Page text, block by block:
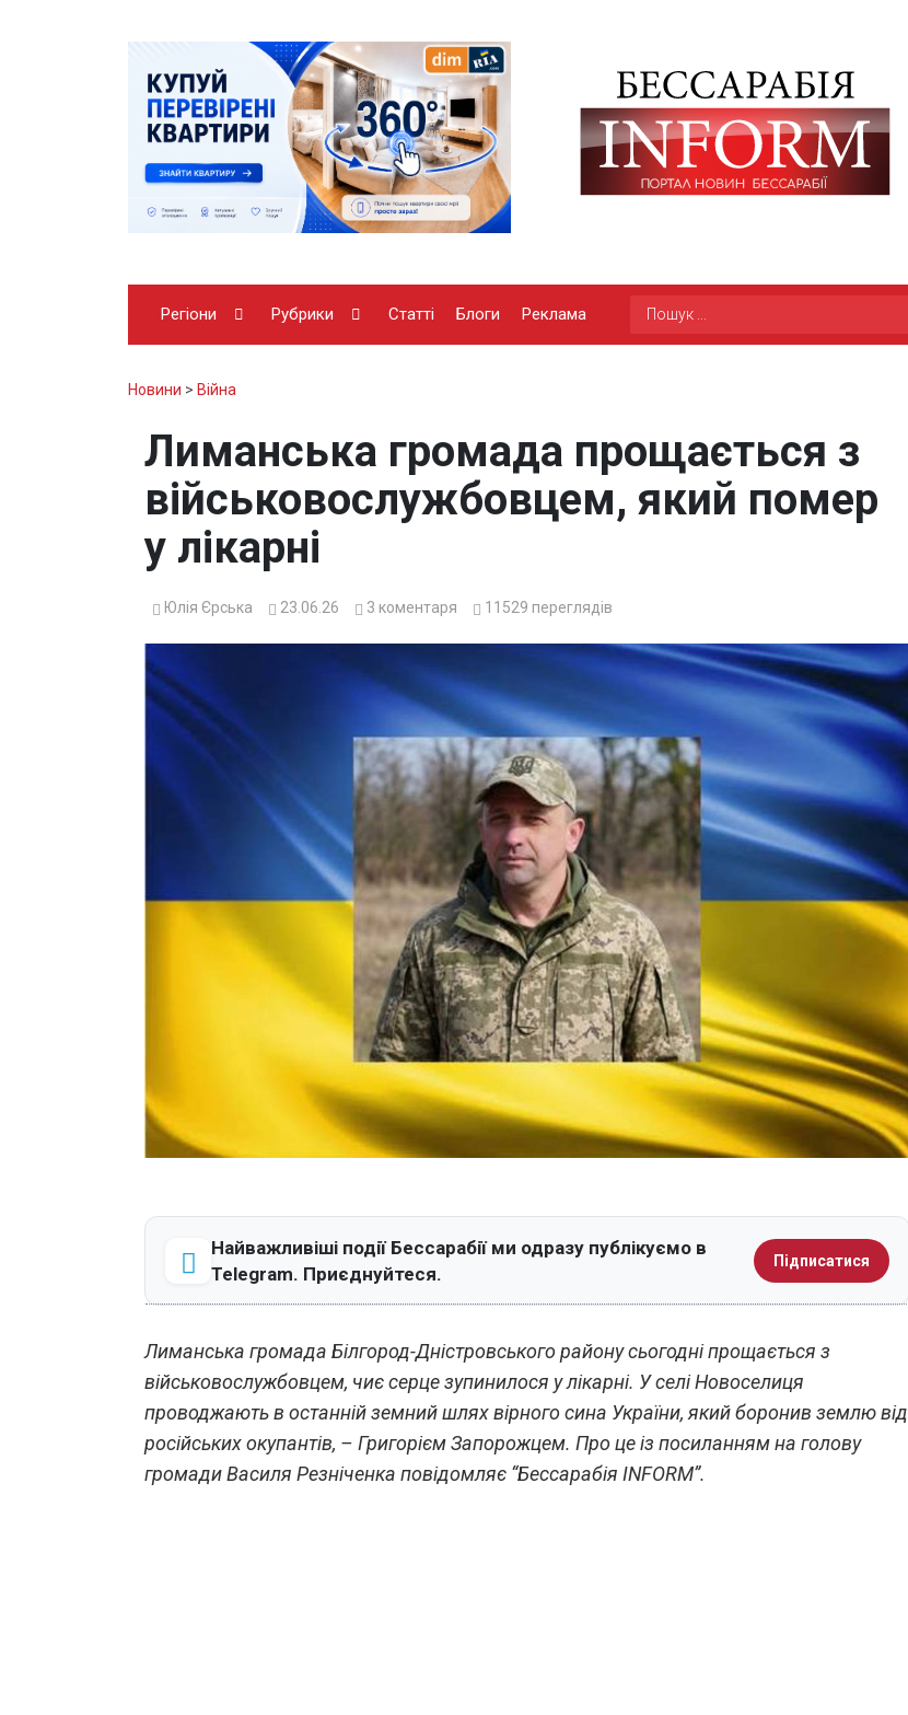
Регіони Рубрики Статті Блоги Реклама
Новини > Війна
Лиманська громада прощається з
військовослужбовцем, який помер
у лікарні
Юлія Єрська 23.06.26 3 коментаря 11529 переглядів
Найважливіші події Бессарабії ми одразу публікуємо в
Telegram. Приєднуйтеся.
Підписатися
Лиманська громада Білгород-Дністровського району сьогодні прощається з
військовослужбовцем, чиє серце зупинилося у лікарні. У селі Новоселиця
проводжають в останній земний шлях вірного сина України, який боронив землю від
російських окупантів, – Григорієм Запорожцем. Про це із посиланням на голову
громади Василя Резніченка повідомляє “Бессарабія INFORM”.